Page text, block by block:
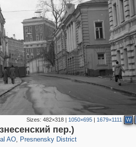
Sizes:482×318 | 1050×695 | 1679×1111 W
пер.)
AO, Presnensky District
13,344 396